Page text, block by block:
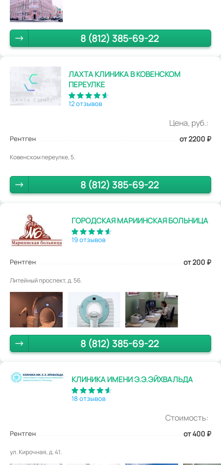
8 (812) 385-69-22
ЛАХТА КЛИНИКА В КОВЕНСКОМ
ПЕРЕУЛКЕ
12 отзывов
Цена, руб.:
Рентген от 2200 ₽
Ковенском переулке, 5.
8 (812) 385-69-22
ГОРОДСКАЯ МАРИИНСКАЯ БОЛЬНИЦА
19 отзывов
Рентген от 200 ₽
Литейный проспект, д. 56.
8 (812) 385-69-22
КЛИНИКА ИМЕНИ Э.Э.ЭЙХВАЛЬДА
18 отзывов
Стоимость:
Рентген от 400 ₽
ул. Кирочная, д. 41.